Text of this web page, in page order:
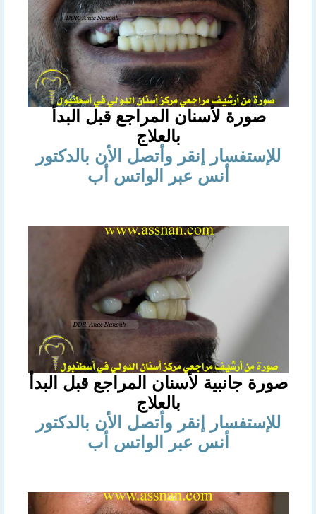
صورة لأسنان المراجع قبل البدأ
بالعلاج
للإستفسار إنقر وأتصل الأن بالدكتور
أنس عبر الواتس أب
صورة جانبية لأسنان المراجع قبل البدأ
بالعلاج
للإستفسار إنقر وأتصل الأن بالدكتور
أنس عبر الواتس أب